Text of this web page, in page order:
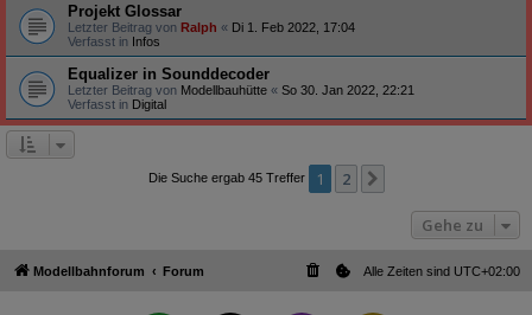
Projekt Glossar
Letzter Beitrag von Ralph « Di 1. Feb 2022, 17:04
Verfasst in Infos
Equalizer in Sounddecoder
Letzter Beitrag von Modellbauhütte « So 30. Jan 2022, 22:21
Verfasst in Digital
Die Suche ergab 45 Treffer 1 2
Gehe zu
Modellbahnforum Forum Alle Zeiten sind UTC+02:00